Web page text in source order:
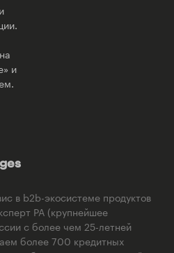
и
в b2b-экосистеме продуктов
РА (крупнейшее
с более чем 25-летней
более 700 кредитных